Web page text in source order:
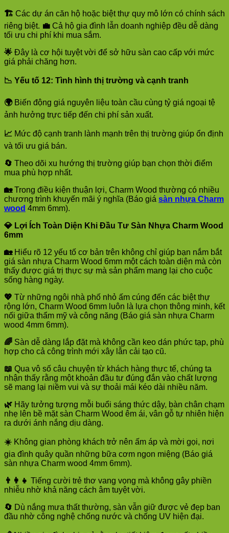
🏗️ Các dự án căn hộ hoặc biệt thự quy mô lớn có chính sách
riêng biệt. 💼 Cả hộ gia đình lẫn doanh nghiệp đều dễ dàng
tối ưu chi phí khi mua sắm.
🌟 Đây là cơ hội tuyệt vời để sở hữu sàn cao cấp với mức
giá phải chăng hơn.
📉 Yếu tố 12: Tình hình thị trường và cạnh tranh
🌍Biến động giá nguyên liệu toàn cầu cùng tỷ giá ngoại tệ
ảnh hưởng trực tiếp đến chi phí sản xuất.
📈 Mức độ cạnh tranh lành mạnh trên thị trường giúp ổn định
và tối ưu giá bán.
🔄 Theo dõi xu hướng thị trường giúp bạn chọn thời điểm
mua phù hợp nhất.
🏡Trong điều kiện thuận lợi, Charm Wood thường có nhiều
chương trình khuyến mãi ý nghĩa (Báo giá sàn nhựa Charm
wood 4mm 6mm).
💎 Lợi Ích Toàn Diện Khi Đầu Tư Sàn Nhựa Charm Wood
6mm
🏡Hiểu rõ 12 yếu tố cơ bản trên không chỉ giúp bạn nắm bắt
giá sàn nhựa Charm Wood 6mm một cách toàn diện mà còn
thấy được giá trị thực sự mà sản phẩm mang lại cho cuộc
sống hàng ngày.
💖 Từ những ngôi nhà phố nhỏ ấm cúng đến các biệt thự
rộng lớn, Charm Wood 6mm luôn là lựa chọn thông minh, kết
nối giữa thẩm mỹ và công năng (Báo giá sàn nhựa Charm
wood 4mm 6mm).
🌈 Sàn dễ dàng lắp đặt mà không cần keo dán phức tạp, phù
hợp cho cả công trình mới xây lẫn cải tạo cũ.
📖 Qua vô số câu chuyện từ khách hàng thực tế, chúng ta
nhận thấy rằng một khoản đầu tư đúng đắn vào chất lượng
sẽ mang lại niềm vui và sự thoải mái kéo dài nhiều năm.
🌿 Hãy tưởng tượng mỗi buổi sáng thức dậy, bàn chân chạm
nhẹ lên bề mặt sàn Charm Wood êm ái, vân gỗ tự nhiên hiện
ra dưới ánh nắng dịu dàng.
☀️ Không gian phòng khách trở nên ấm áp và mời gọi, nơi
gia đình quây quần những bữa cơm ngon miệng (Báo giá
sàn nhựa Charm wood 4mm 6mm).
👨‍👩‍👧 Tiếng cười trẻ thơ vang vọng mà không gây phiền
nhiễu nhờ khả năng cách âm tuyệt vời.
🔄 Dù nắng mưa thất thường, sàn vẫn giữ được vẻ đẹp ban
đầu nhờ công nghệ chống nước và chống UV hiện đại.